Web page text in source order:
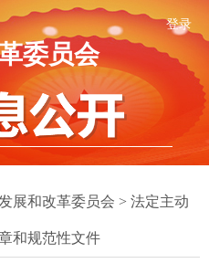
登录
委员会
展和改革委员会 > 法定主动
和规范性文件